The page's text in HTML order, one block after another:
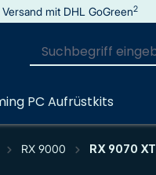
Versand mit DHL GoGreen2
PC Aufrüstkits
RX 9000 RX 9070 XT